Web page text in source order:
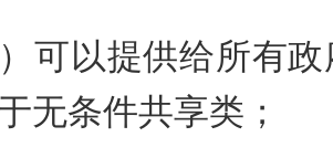
）可以提供给所有
无条件共享类；